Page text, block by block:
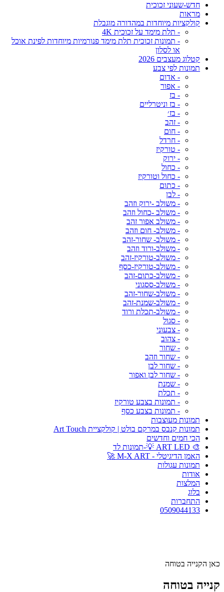
חדש-שעוני זכוכית
מראות
קולקציות מיוחדות במהדורה מוגבלת
- תלת מימד על זכוכית 4K
- תמונות זכוכית תלת מימד פנורמיות מיוחדות לפינת אוכל
או לסלון
קטלוג מעצבים 2026
תמונות לפי צבע
- אדום
- אפור
- בז
- בז וניטרליים
- בז׳
- זהב
- חום
- חרדל
- טורקיז
- ירוק
- כחול
- כחול וטורקיז
- כתום
- לבן
- משולב -ירוק וזהב
- משולב -כחול וזהב
- משולב אפור זהב
- משולב- חום וזהב
- משולב- שחור-זהב
- משולב-ורוד וזהב
- משולב-טורקיז-זהב
- משולב-טורקיז-כסף
- משולב-כתום-זהב
- משולב-ססגוני
- משולב-שחור-זהב
- משולב-שמנת-זהב
- משולב-תכלת ורוד
- סגול
- צבעוני
- צהוב
- שחור
- שחור וזהב
- שחור לבן
- שחור לבן ואפור
- שמנת
- תכלת
- תמונות בצבע טורקיז
- תמונות בצבע כסף
תמונות מעוצבות
תמונות קנבס במרקם בולט | קולקציית Art Touch
הכי חמים וחדשים
🎨 ART LED 💡-תמונות לד
האמן הדיגיטלי - M-X ART 🚀
תמונות עגולות
אודות
המלצות
בלוג
התחברות
0509044133
כאן הקנייה בטוחה
קנייה בטוחה